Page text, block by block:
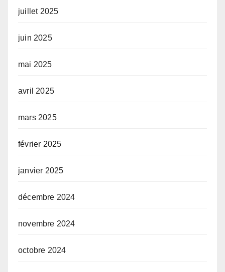
juillet 2025
juin 2025
mai 2025
avril 2025
mars 2025
février 2025
janvier 2025
décembre 2024
novembre 2024
octobre 2024